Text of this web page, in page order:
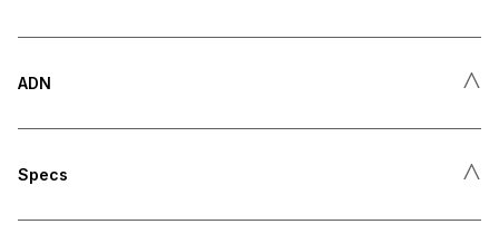
ADN ˄
Specs ˄